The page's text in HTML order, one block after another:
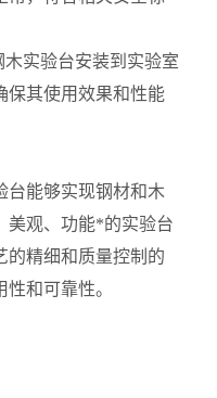
实验台安装到实验室
保其使用效果和性能
台能够实现钢材和木
美观、功能*的实验台
的精细和质量控制的
和可靠性。